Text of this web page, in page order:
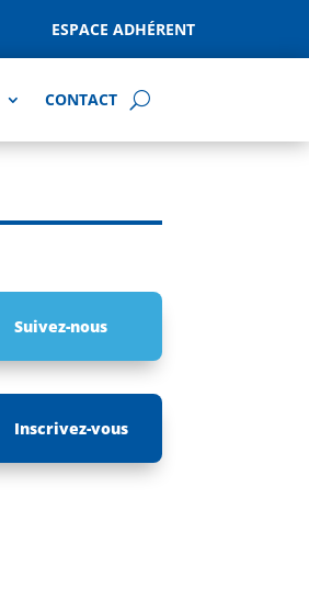
ESPACE ADHÉRENT
CONTACT
Suivez-nous
Inscrivez-vous